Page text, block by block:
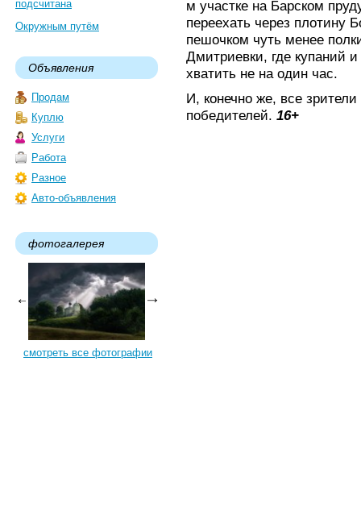
подсчитана
Окружным путём
Объявления
Продам
Куплю
Услуги
Работа
Разное
Авто-объявления
фотогалерея
смотреть все фотографии
м участке на Барском
переехать через плотину
пешочком чуть менее
Дмитриевки, где купаний
хватить не на один час.
И, конечно же, все
победителей. 16+